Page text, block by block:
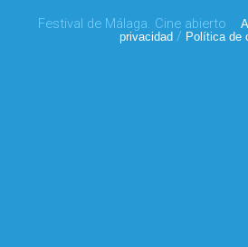
Festival de Málaga. Cine abierto
privacidad / Política de